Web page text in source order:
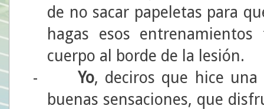
de no sacar papeletas para
hagas esos
cuerpo al borde de la lesión.
-
Yo, deciros que hice una
buenas sensaciones, que